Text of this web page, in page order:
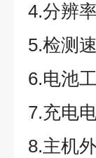
4.分辨
5.检测
6.电池
7.充电
8.主机